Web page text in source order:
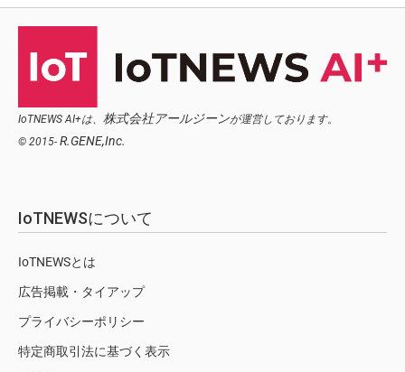
IoTNEWS AI+は、 株式会社アールジーンが運営しております。
© 2015- R.GENE,Inc.
IoTNEWSについて
IoTNEWSとは
広告掲載・タイアップ
プライバシーポリシー
特定商取引法に基づく表示